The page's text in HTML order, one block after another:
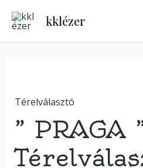
content
kklézer
Térelválasztó
” PRAGA
"
Térelválasztó-
Dekor
Panel